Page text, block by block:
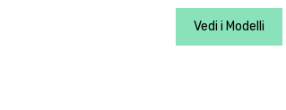
Vedi i Modelli